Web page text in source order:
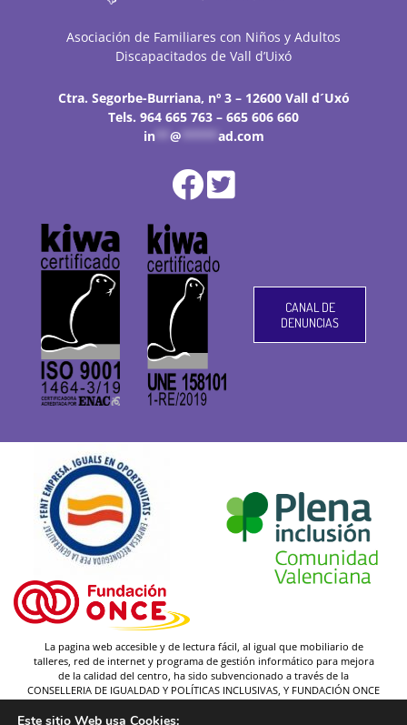
Asociación de Familiares con Niños y Adultos
Discapacitados de Vall d’Uixó
Ctra. Segorbe-Burriana, nº 3 – 12600 Vall d´Uxó
Tels. 964 665 763 – 665 606 660
in** @ ad.com
CANAL DE
DENUNCIAS
La pagina web accesible y de lectura fácil, al igual que mobiliario de
talleres, red de internet y programa de gestión informático para mejora
de la calidad del centro, ha sido subvencionado a través de la
CONSELLERIA DE IGUALDAD Y POLÍTICAS INCLUSIVAS, Y FUNDACIÓN ONCE
Este sitio Web usa Cookies: